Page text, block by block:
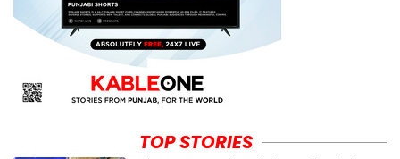
TOP STORIES